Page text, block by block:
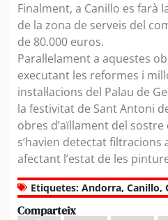
Finalment, a Canillo es farà
de la zona de serveis del
de 80.000 euros.
Paral·lelament a aquestes
executant les reformes i
instal·lacions del Palau de
la festivitat de Sant Antoni
obres d’aïllament del sostre
s’havien detectat filtracions
afectant l’estat de les
Etiquetes: Andorra, Canillo,
Comparteix